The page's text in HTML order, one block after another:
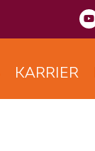
KARRIER